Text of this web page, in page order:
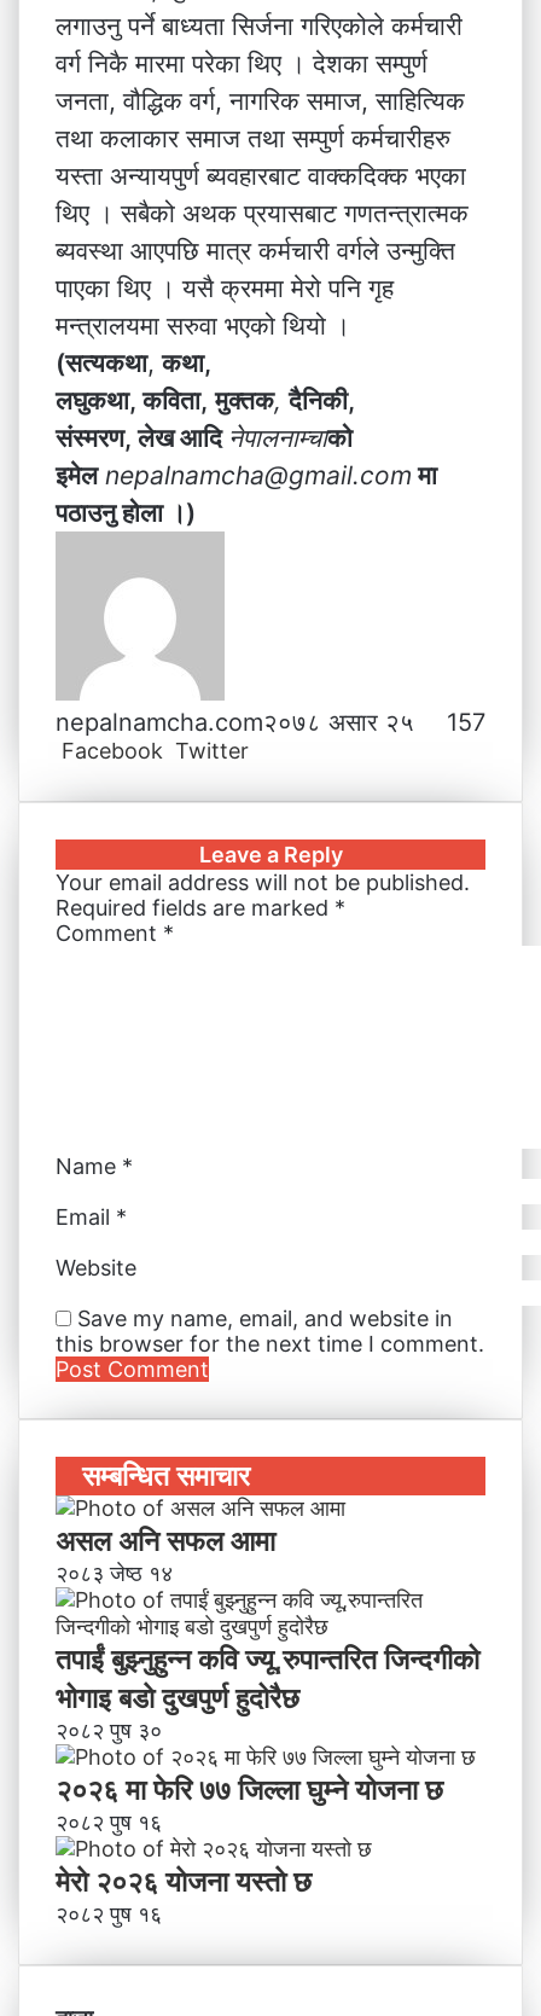
लगाउनु पर्ने बाध्यता सिर्जना गरिएकोले कर्मचारी
वर्ग निकै मारमा परेका थिए । देशका सम्पुर्ण
जनता, वौद्धिक वर्ग, नागरिक समाज, साहित्यिक
तथा कलाकार समाज तथा सम्पुर्ण कर्मचारीहरु
यस्ता अन्यायपुर्ण ब्यवहारबाट वाक्कदिक्क भएका
थिए । सबैको अथक प्रयासबाट गणतन्त्रात्मक
ब्यवस्था आएपछि मात्र कर्मचारी वर्गले उन्मुक्ति
पाएका थिए । यसै क्रममा मेरो पनि गृह
मन्त्रालयमा सरुवा भएको थियो ।
(सत्यकथा,कथा,
लघुकथा, कविता, मुक्तक,दैनिकी,
संस्मरण, लेख आदि नेपालनाम्चाको
इमेलnepalnamcha@gmail.com मा
पठाउनु होला ।)
nepalnamcha.com२०७८ असार २५ 157
Facebook Twitter
n
e
d
I
m
l
r
n
e
r
e
s
e
g
s
e
n
g
a
s
A
p
b
r
a
e
v
i
i
t
Leave a Reply
Your email address will not be published.
Required fields are marked *
Comment *
Name *
Email *
Website
Save my name, email, and website in
this browser for the next time I comment.
सम्बन्धित समाचार
असल अनि सफल आमा
२०८३ जेष्ठ १४
तपाईं बुझ्नुहुन्न कवि ज्यू,रुपान्तरित जिन्दगीको
भोगाइ बडाे दुखपुर्ण हुदोरैछ
२०८२ पुष ३०
२०२६ मा फेरि ७७ जिल्ला घुम्ने योजना छ
२०८२ पुष १६
मेराे २०२६ याेजना यस्ताे छ
२०८२ पुष १६